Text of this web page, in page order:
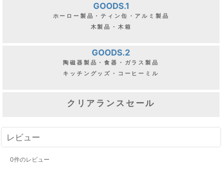
GOODS.1
ホーロー製品・ティン缶・アルミ製品
木製品・木箱
GOODS.2
陶磁器製品・食器・ガラス製品
キッチングッズ・コーヒーミル
クリアランスセール
レビュー
0件のレビュー